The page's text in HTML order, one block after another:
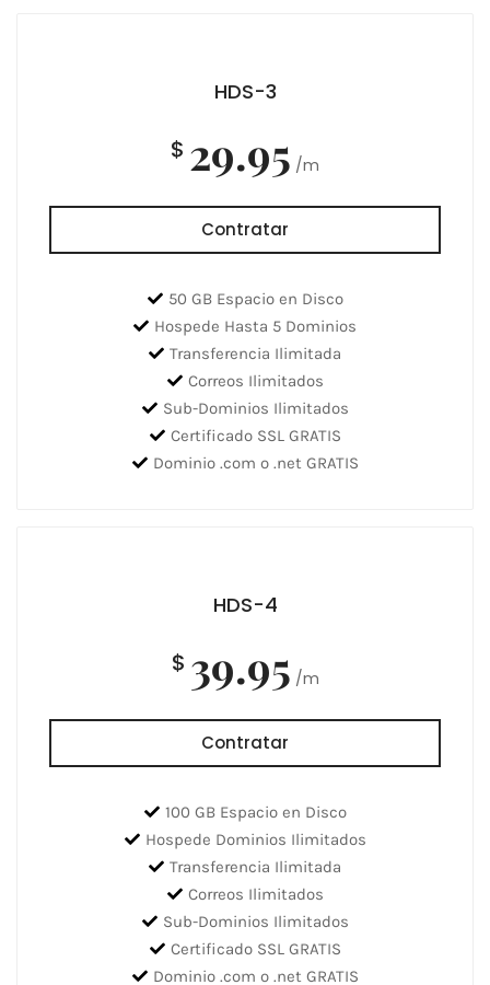
HDS-3
$ 29.95 /m
50 GB Espacio en Disco
Hospede Hasta 5 Dominios
Transferencia Ilimitada
Correos Ilimitados
Sub-Dominios Ilimitados
Certificado SSL GRATIS
Dominio .com o .net GRATIS
Contratar
HDS-4
$ 39.95 /m
100 GB Espacio en Disco
Hospede Dominios Ilimitados
Transferencia Ilimitada
Correos Ilimitados
Sub-Dominios Ilimitados
Certificado SSL GRATIS
Dominio .com o .net GRATIS
Contratar